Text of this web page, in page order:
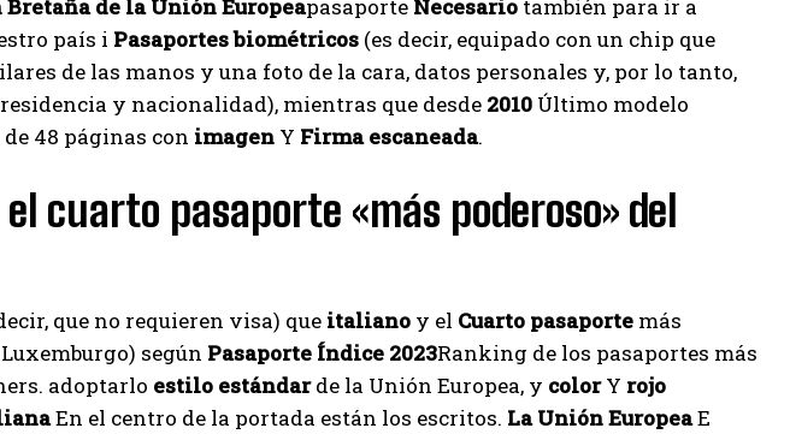
.
Bretaña de la Unión Europeapasaporte Necesario también para ir a
país i Pasaportes biométricos (es decir, equipado con un chip que
de las manos y una foto de la cara, datos personales y, por lo tanto,
y nacionalidad), mientras que desde 2010 Último modelo
48 páginas con imagen Y Firma escaneada.
cuarto pasaporte «más poderoso» del
que no requieren visa) que italiano y el Cuarto pasaporte más
según Pasaporte Índice 2023Ranking de los pasaportes más
adoptarlo estilo estándarde la Unión Europea, y colorY rojo
En el centro de la portada están los escritos. La Unión EuropeaE